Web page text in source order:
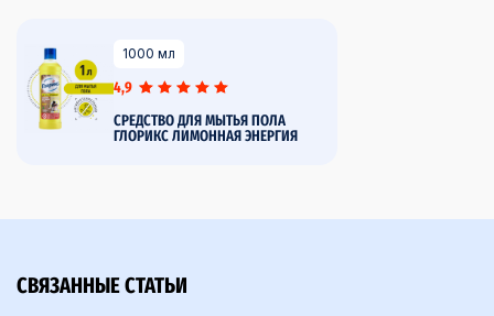
4,9
1000 мл
CРЕДСТВО ДЛЯ МЫТЬЯ ПОЛА
ГЛОРИКС ЛИМОННАЯ ЭНЕРГИЯ
СВЯЗАННЫЕ СТАТЬИ